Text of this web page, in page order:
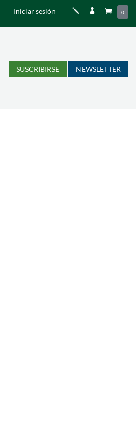
Iniciar sesión j   0
SUSCRIBIRSE NEWSLETTER